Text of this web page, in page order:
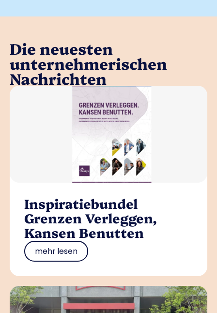
Die neuesten
unternehmerischen
Nachrichten
Inspiratiebundel
Grenzen Verleggen,
Kansen Benutten
mehr lesen